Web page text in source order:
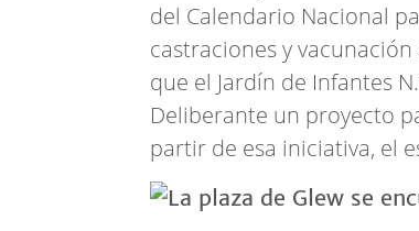
del Calendario Nacional
castraciones y
que el Jardín de Infantes
Deliberante un proyecto
partir de esa iniciativa, el